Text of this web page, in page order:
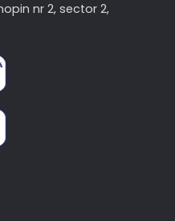
nr 2, sector 2,